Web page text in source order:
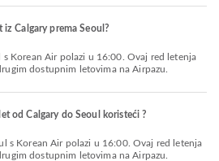
Calgary prema Seoul?
dostupnim letovima na Airpazu.
od Calgary do Seoul koristeći ?
dostupnim letovima na Airpazu.